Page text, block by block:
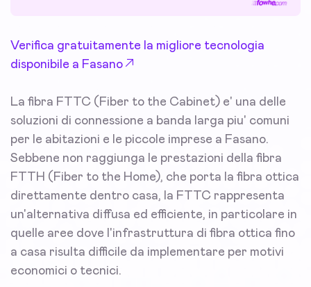
Verifica gratuitamente la migliore tecnologia
disponibile a Fasano
La fibra FTTC (Fiber to the Cabinet) e' una delle
soluzioni di connessione a banda larga piu' comuni
per le abitazioni e le piccole imprese a Fasano.
Sebbene non raggiunga le prestazioni della fibra
FTTH (Fiber to the Home), che porta la fibra ottica
direttamente dentro casa, la FTTC rappresenta
un'alternativa diffusa ed efficiente, in particolare in
quelle aree dove l'infrastruttura di fibra ottica fino
a casa risulta difficile da implementare per motivi
economici o tecnici.